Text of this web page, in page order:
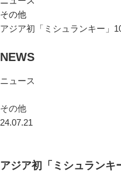
その他
アジア初「ミシュランキー」
NEWS
ニュース
その他
24.07.21
アジア初「ミシュランキ